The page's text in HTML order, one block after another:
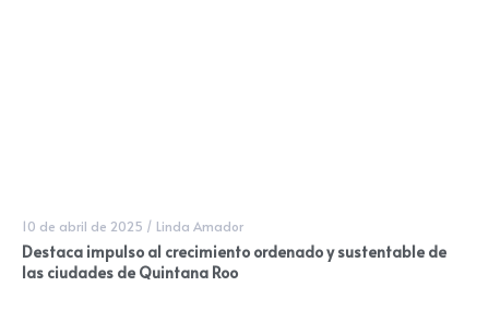
10 de abril de 2025 / Linda Amador
Destaca impulso al crecimiento ordenado y sustentable de
las ciudades de Quintana Roo